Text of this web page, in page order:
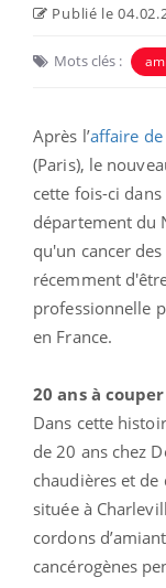
Publié le
Mots clés :
Après l’affaire de
(Paris), le
cette fois-ci dans
département du
qu'un cancer
récemment
professionnelle
en France.
20 ans à
Dans cette
de 20 ans chez
chaudières et
située à
cordons
cancérogènes